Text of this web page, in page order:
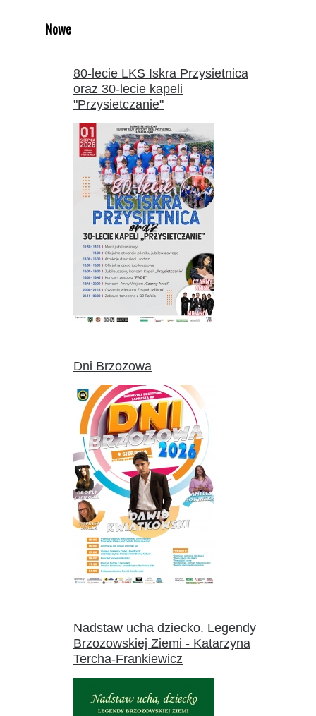
Nowe
80-lecie LKS Iskra Przysietnica
oraz 30-lecie kapeli
"Przysietczanie"
Dni Brzozowa
Nadstaw ucha dziecko. Legendy
Brzozowskiej Ziemi - Katarzyna
Tercha-Frankiewicz